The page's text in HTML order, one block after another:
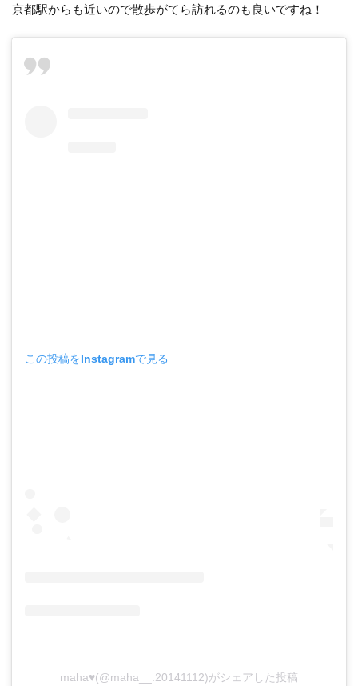
京都駅からも近いので散歩がてら訪れるのも良いですね！
この投稿をInstagramで見る
maha♥︎(@maha__.20141112)がシェアした投稿